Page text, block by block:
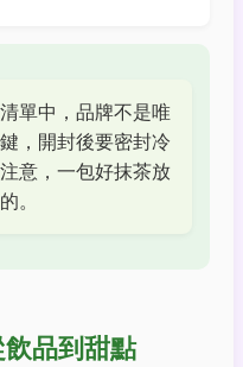
單中，品牌不是唯
，開封後要密封冷
意，一包好抹茶放
。
品到甜點